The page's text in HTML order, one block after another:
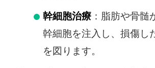
幹細胞治療：脂肪や骨髄
幹細胞を注入し、損傷し
を図ります。